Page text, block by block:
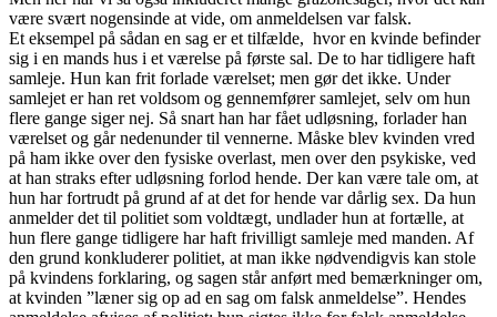
være svært nogensinde at vide, om anmeldelsen var falsk.
Et eksempel på sådan en sag er et tilfælde, hvor en kvinde befinder
sig i en mands hus i et værelse på første sal. De to har tidligere haft
samleje. Hun kan frit forlade værelset; men gør det ikke. Under
samlejet er han ret voldsom og gennemfører samlejet, selv om hun
flere gange siger nej. Så snart han har fået udløsning, forlader han
værelset og går nedenunder til vennerne. Måske blev kvinden vred
på ham ikke over den fysiske overlast, men over den psykiske, ved
at han straks efter udløsning forlod hende. Der kan være tale om, at
hun har fortrudt på grund af at det for hende var dårlig sex. Da hun
anmelder det til politiet som voldtægt, undlader hun at fortælle, at
hun flere gange tidligere har haft frivilligt samleje med manden. Af
den grund konkluderer politiet, at man ikke nødvendigvis kan stole
på kvindens forklaring, og sagen står anført med bemærkninger om,
at kvinden ”læner sig op ad en sag om falsk anmeldelse”. Hendes